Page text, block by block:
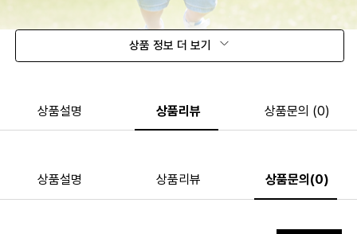
상품 정보 더 보기
상품설명 상품리뷰 상품문의 (0)
상품설명 상품리뷰 상품문의(0)